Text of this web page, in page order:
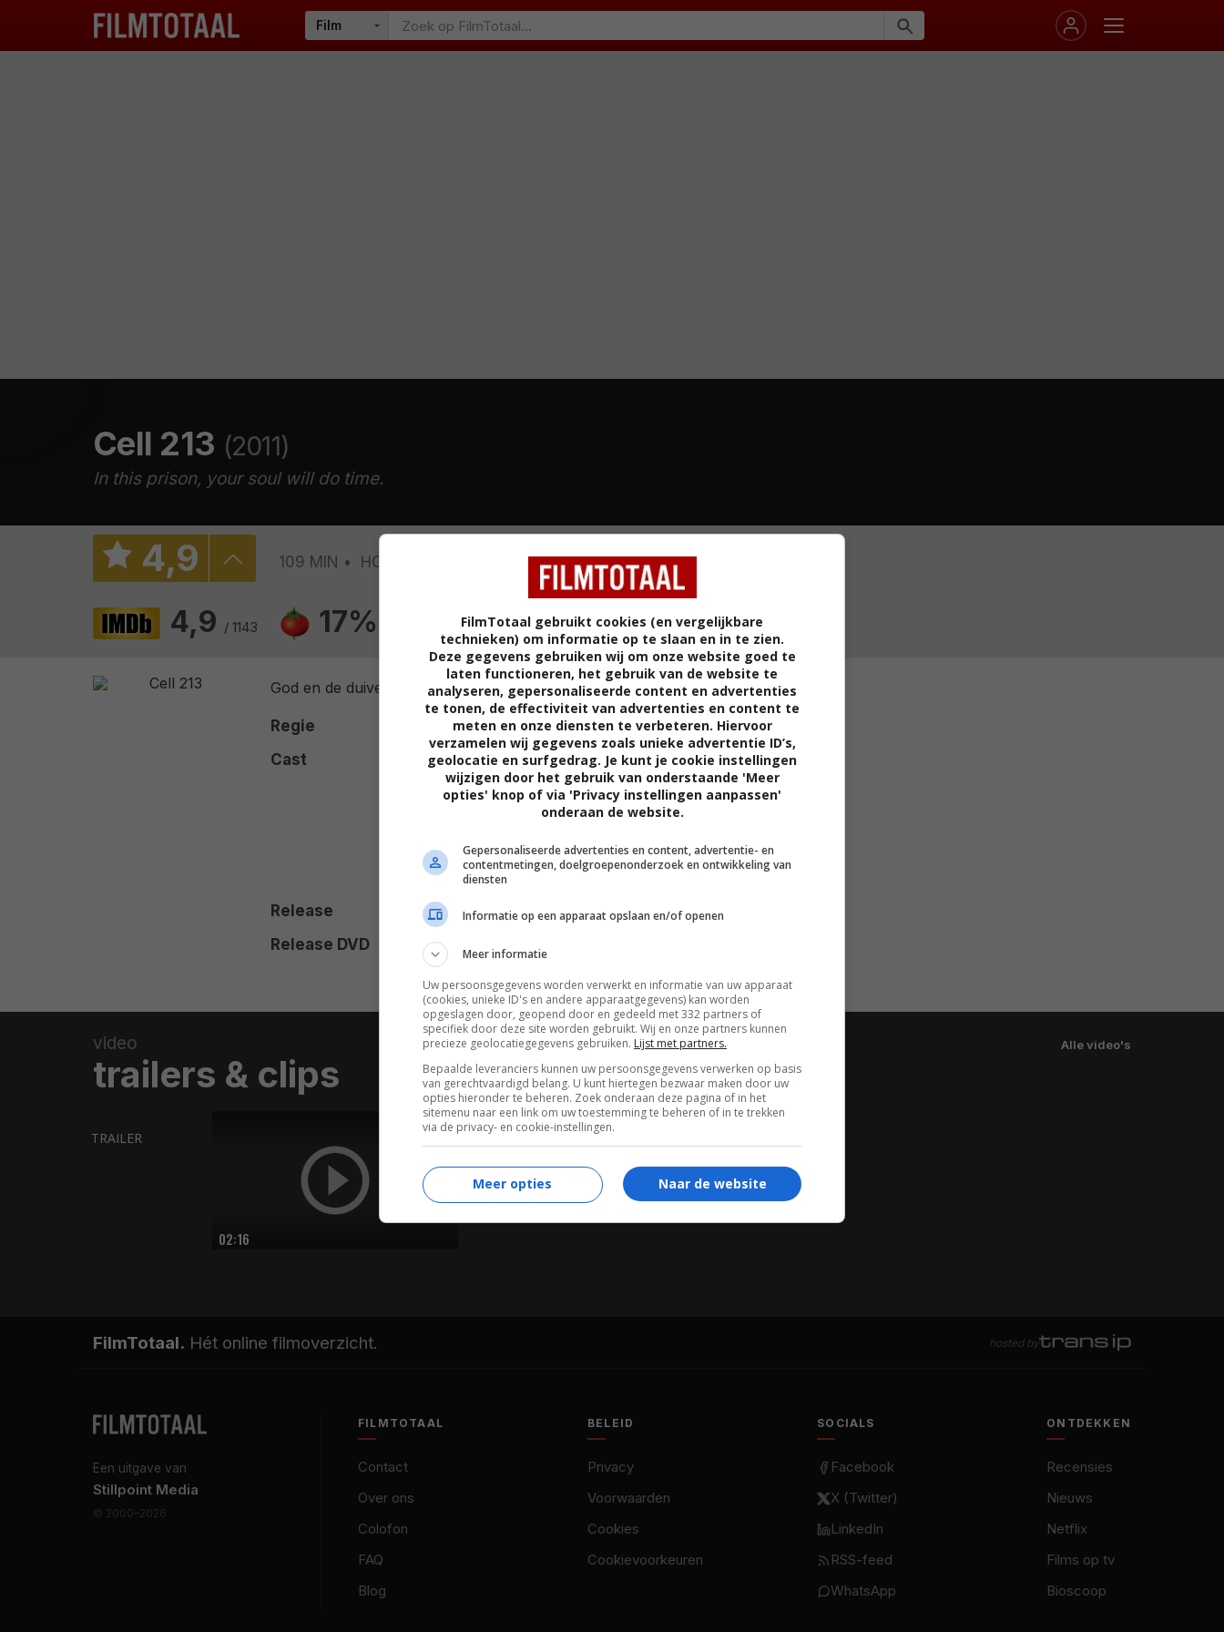
Cell 213 (2011)
In this prison, your soul will do time.
4,9 109 MIN HORROR
4,9 / 1143 17% 2,7/ 37
God en de duivel vechten om de ziel van een lastige advocaat.
Regie Stephen T. Kay.
Cast
Bruce Greenwood,Rothaford Gray,Michael
Rooker,Marie-Josée Colburn ,Eric Balfour,
Tamara Gorski ,Paulino Nunes,Viv
Deborah Valente,Darlene Cooke,Darren
Hynes,Peter Nelson
Release
10.06.2011
Release DVD
13.10.2015
video
trailers & clips
02:16
TRAILER
Alle video's
FilmTotaal. Hét online filmoverzicht. hosted by
Een uitgave van
Stillpoint Media
© 2000–2026
FILMTOTAAL
Contact
Over ons
Colofon
FAQ
Blog
BELEID
Privacy
Voorwaarden
Cookies
Cookievoorkeuren
SOCIALS
Facebook
X (Twitter)
LinkedIn
RSS-feed
WhatsApp
ONTDEKKEN
Recensies
Nieuws
Netflix
Films op tv
Bioscoop
FilmTotaal gebruikt cookies (en vergelijkbare
technieken) om informatie op te slaan en in te zien.
Deze gegevens gebruiken wij om onze website goed te
laten functioneren, het gebruik van de website te
analyseren, gepersonaliseerde content en advertenties
te tonen, de effectiviteit van advertenties en content te
meten en onze diensten te verbeteren. Hiervoor
verzamelen wij gegevens zoals unieke advertentie ID’s,
geolocatie en surfgedrag. Je kunt je cookie instellingen
wijzigen door het gebruik van onderstaande 'Meer
opties' knop of via 'Privacy instellingen aanpassen'
onderaan de website.
Gepersonaliseerde advertenties en content, advertentie- en
contentmetingen, doelgroepenonderzoek en ontwikkeling van
diensten
Informatie op een apparaat opslaan en/of openen
Meer informatie
Uw persoonsgegevens worden verwerkt en informatie van uw apparaat
(cookies, unieke ID's en andere apparaatgegevens) kan worden
opgeslagen door, geopend door en gedeeld met 332 partners of
specifiek door deze site worden gebruikt. Wij en onze partners kunnen
precieze geolocatiegegevens gebruiken. Lijst met partners.
Bepaalde leveranciers kunnen uw persoonsgegevens verwerken op basis
van gerechtvaardigd belang. U kunt hiertegen bezwaar maken door uw
opties hieronder te beheren. Zoek onderaan deze pagina of in het
sitemenu naar een link om uw toestemming te beheren of in te trekken
via de privacy- en cookie-instellingen.
Naar de website
Meer opties